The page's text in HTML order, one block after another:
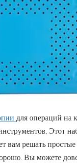
для операций на
Этот
вам решать
Вы можете